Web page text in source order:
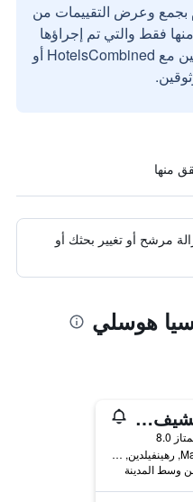
بجمع وعرض التقييمات من
فقط والتي تم إجراؤها
بواسطة مستخدمين حقيقيين مع HotelsCombined أو
مرشح أو تغيير بحثك أو
هوسلي
هوتل سشيف آم راين
8.0
Marktgasse 60, رهينفيلدين, كانتون أرغو, سويسرا